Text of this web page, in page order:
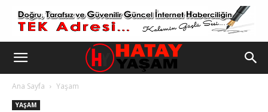
Ana Sayfa Yaşam
YAŞAM